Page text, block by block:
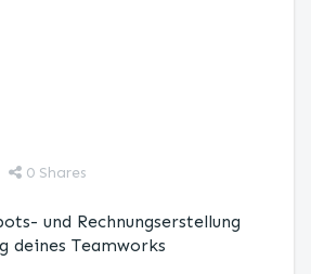
0 Shares
und Rechnungserstellung
deines Teamworks